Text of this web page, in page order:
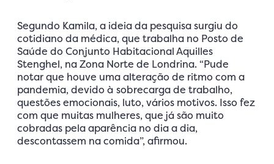
Segundo Kamila, a ideia da pesquisa surgiu do
cotidiano da médica, que trabalha no Posto de
Saúde do Conjunto Habitacional Aquilles
Stenghel, na Zona Norte de Londrina. “Pude
notar que houve uma alteração de ritmo com a
pandemia, devido à sobrecarga de trabalho,
questões emocionais, luto, vários motivos. Isso fez
com que muitas mulheres, que já são muito
cobradas pela aparência no dia a dia,
descontassem na comida”, afirmou.